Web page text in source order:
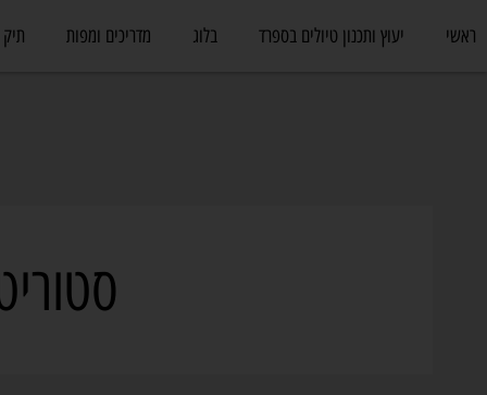
ראשי יעוץ ותכנון טיולים בספרד בלוג מדריכים ומפות